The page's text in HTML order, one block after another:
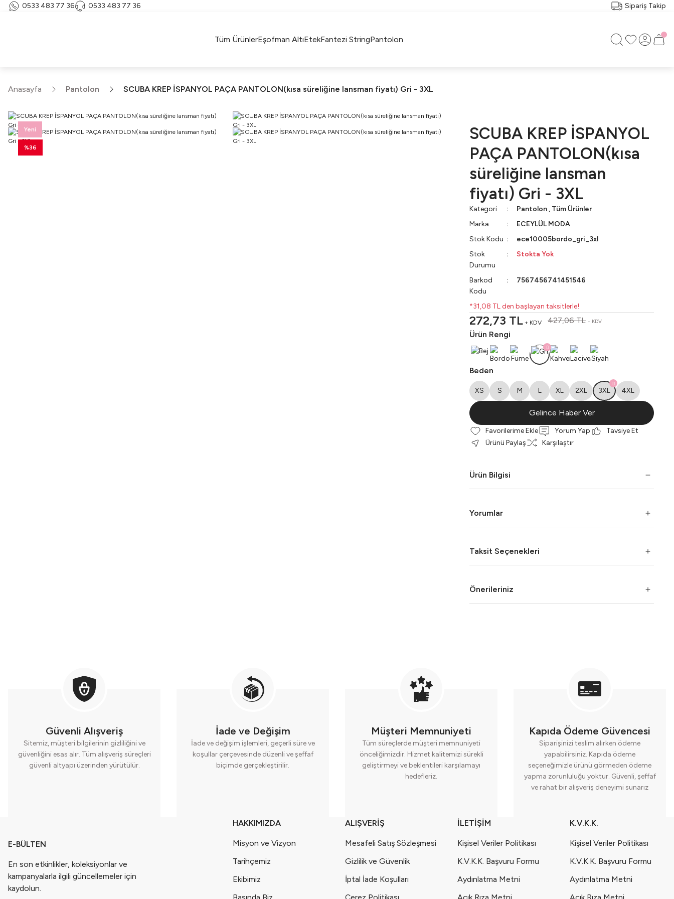
0533 483 77 36 0533 483 77 36 Sipariş Takip
Tüm ÜrünlerEşofman AltıEtekFantezi StringPantolon
Anasayfa Pantolon SCUBA KREP İSPANYOL PAÇA PANTOLON(kısa süreliğine lansman fiyatı) Gri - 3XL
Yeni
%36
SCUBA KREP İSPANYOL
PAÇA PANTOLON(kısa
süreliğine lansman
fiyatı) Gri - 3XL
Kategori Pantolon , Tüm Ürünler
Marka
ECEYLÜL MODA
Stok Kodu
ece10005bordo_gri_3xl
Stok
Durumu
Stokta Yok
Barkod
Kodu
7567456741451546
*31,08 TL den başlayan taksitlerle!
272,73 TL + KDV 427,06 TL + KDV
Ürün Rengi
Beden
XS S M L XL 2XL 3XL 4XL
Gelince Haber Ver
Yorum Yap
Tavsiye Et
Ürünü Paylaş
Karşılaştır
Ürün Bilgisi
Yorumlar
Taksit Seçenekleri
Önerileriniz
Güvenli Alışveriş
Sitemiz, müşteri bilgilerinin gizliliğini ve
güvenliğini esas alır. Tüm alışveriş süreçleri
güvenli altyapı üzerinden yürütülür.
İade ve Değişim
İade ve değişim işlemleri, geçerli süre ve
koşullar çerçevesinde düzenli ve şeffaf
biçimde gerçekleştirilir.
Müşteri Memnuniyeti
Tüm süreçlerde müşteri memnuniyeti
önceliğimizdir. Hizmet kalitemizi sürekli
geliştirmeyi ve beklentileri karşılamayı
hedefleriz.
Kapıda Ödeme Güvencesi
Siparişinizi teslim alırken ödeme
yapabilirsiniz. Kapıda ödeme
seçeneğimizle ürünü görmeden ödeme
yapma zorunluluğu yoktur. Güvenli, şeffaf
ve rahat bir alışveriş deneyimi sunarız
E-BÜLTEN
En son etkinlikler, koleksiyonlar ve
kampanyalarla ilgili güncellemeler için
kaydolun.
HAKKIMIZDA
Misyon ve Vizyon
Tarihçemiz
Ekibimiz
ALIŞVERİŞ
Mesafeli Satış Sözleşmesi
Gizlilik ve Güvenlik
İptal İade Koşulları
İLETİŞİM
Kişisel Veriler Politikası
K.V.K.K. Başvuru Formu
Aydınlatma Metni
K.V.K.K.
Kişisel Veriler Politikası
K.V.K.K. Başvuru Formu
Aydınlatma Metni